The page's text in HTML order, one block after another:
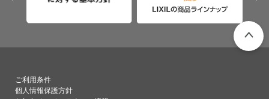
ご利用条件
個人情報保護方針